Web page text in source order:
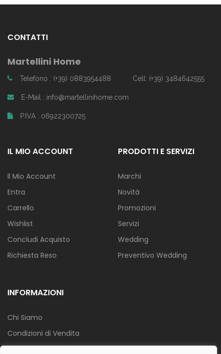
CONTATTI
Martellini Home
Telefono : (+39) 0883954488 Cell: (+39) 3484642555
E-Mail : info@martellinihome.com
P.IVA : 06922300725
IL MIO ACCOUNT
Il Mio Account
Entra
Carrello
Wishlist
Concludi Acquisto
Richiesta Reso
PRODOTTI E SERVIZI
Marchi
Novità
Promozioni
Servizi
Wedding
Preventivo Wedding
INFORMAZIONI
Chi Siamo
Condizioni di Vendita